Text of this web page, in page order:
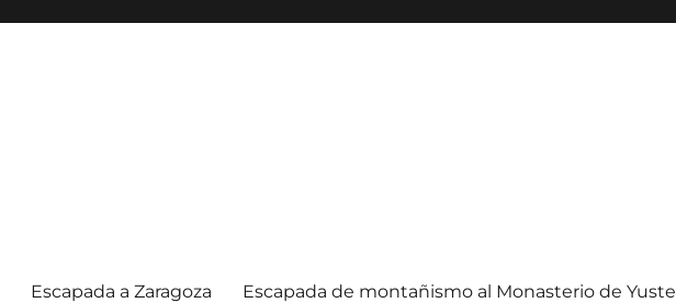
Escapada a Zaragoza Escapada de montañismo al Monasterio de Yuste